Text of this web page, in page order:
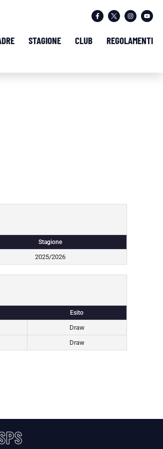
STAGIONE CLUB REGOLAMENTI
Stagione
2025/2026
Esito
Draw
Draw